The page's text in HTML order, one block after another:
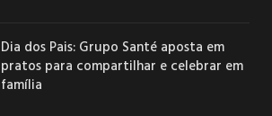
Dia dos Pais: Grupo Santé aposta em
pratos para compartilhar e celebrar em
família